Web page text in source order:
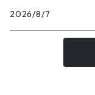
2026/8/7